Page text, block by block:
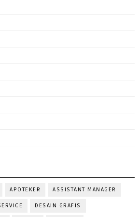
APOTEKER ASSISTANT MANAGER
DESAIN GRAFIS